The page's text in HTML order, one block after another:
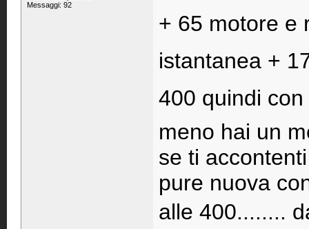
Messaggi: 92
+ 65 motore
istantanea +
400 quindi
meno hai un
se ti
pure nuova
alle 400........